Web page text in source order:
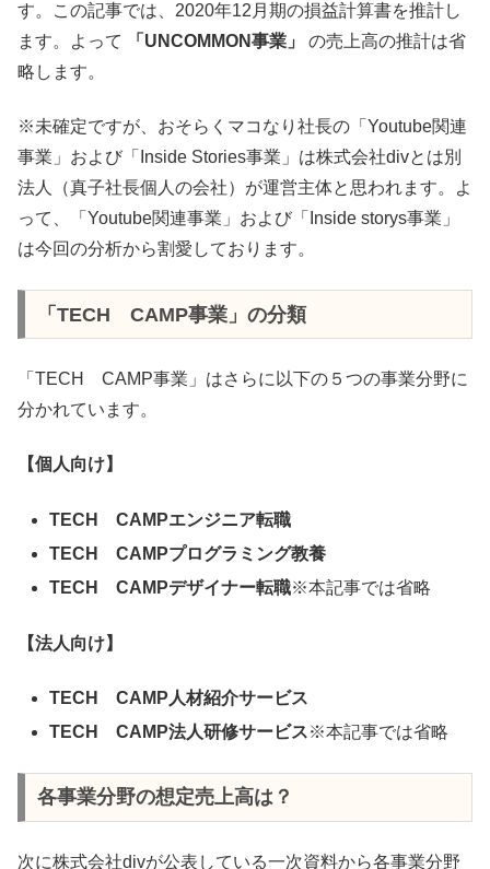
す。この記事では、2020年12月期の損益計算書を推計し
ます。よって
「UNCOMMON事業」
の売上高の推計は省
略します。
※未確定ですが、おそらくマコなり社長の「Youtube関連
事業」および「Inside Stories事業」は株式会社divとは別
法人（真子社長個人の会社）が運営主体と思われます。よ
って、「Youtube関連事業」および「Inside storys事業」
は今回の分析から割愛しております。
「TECH CAMP事業」の分類
「TECH CAMP事業」はさらに以下の５つの事業分野に
分かれています。
【個人向け】
TECH CAMPエンジニア転職
TECH CAMPプログラミング教養
TECH CAMPデザイナー転職※本記事では省略
【法人向け】
TECH CAMP人材紹介サービス
TECH CAMP法人研修サービス※本記事では省略
各事業分野の想定売上高は？
次に株式会社divが公表している一次資料から各事業分野